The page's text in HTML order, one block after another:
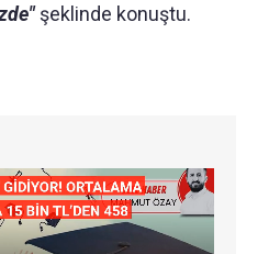
şeklinde konuştu.